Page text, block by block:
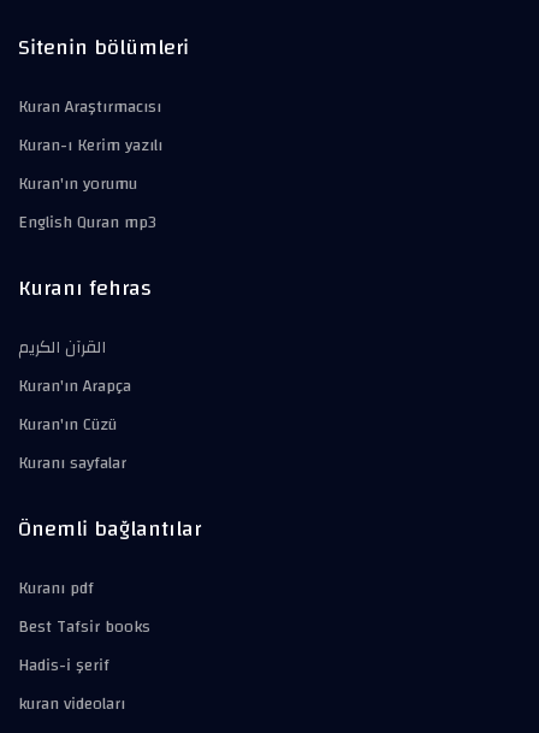
Sitenin bölümleri
Kuran Araştırmacısı
Kuran-ı Kerim yazılı
Kuran'ın yorumu
English Quran mp3
Kuranı fehras
القرآن الكريم
Kuran'ın Arapça
Kuran'ın Cüzü
Kuranı sayfalar
Önemli bağlantılar
Kuranı pdf
Best Tafsir books
Hadis-i şerif
kuran videoları